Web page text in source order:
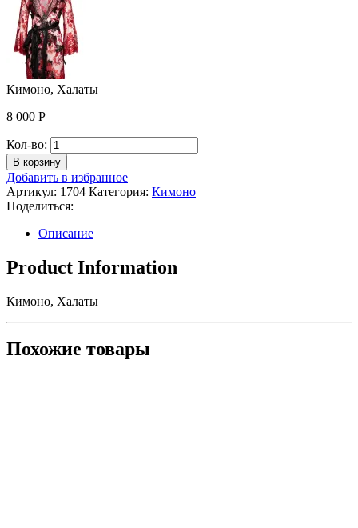
Кимоно, Халаты
8 000 Р
Кол-во: Количество
Кимоно,
Халаты
В корзину
Добавить в избранное
Артикул: 1704 Категория: Кимоно
Поделиться:
Описание
Product Information
Кимоно, Халаты
Похожие товары